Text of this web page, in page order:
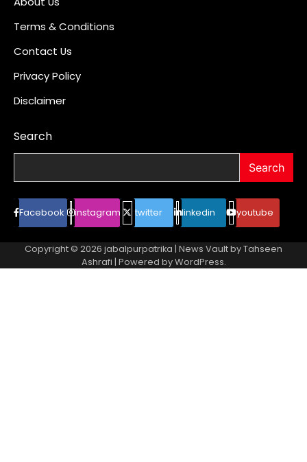
Terms & Conditions
Contact Us
Privacy Policy
Disclaimer
Search
Search
Facebook instagram twitter linkedin youtube
Copyright © 2026 jabalpurpatrika | News Vault byTahseen
Ashrafi | Powered byWordPress.